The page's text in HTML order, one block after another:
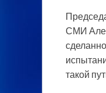
СМИ
такой